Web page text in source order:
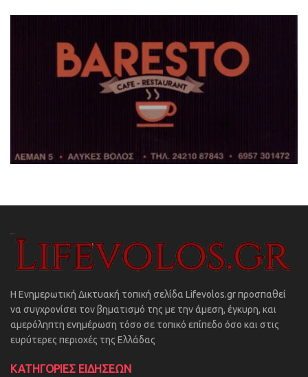
Η Ενημερωτική Δικτυακή τοπική σελίδα Lifevolos.gr προσπαθεί
να συγχρονίσει τον βηματισμό της με την άμεση, έγκυρη, και
αμερόληπτη ενημέρωση τόσο σε τοπικό επίπεδο όσο και στις
ευρύτερες περιοχές της Ελλάδας
ΚΑΤΗΓΟΡΙΕΣ ΕΙΔΗΣΕΩΝ